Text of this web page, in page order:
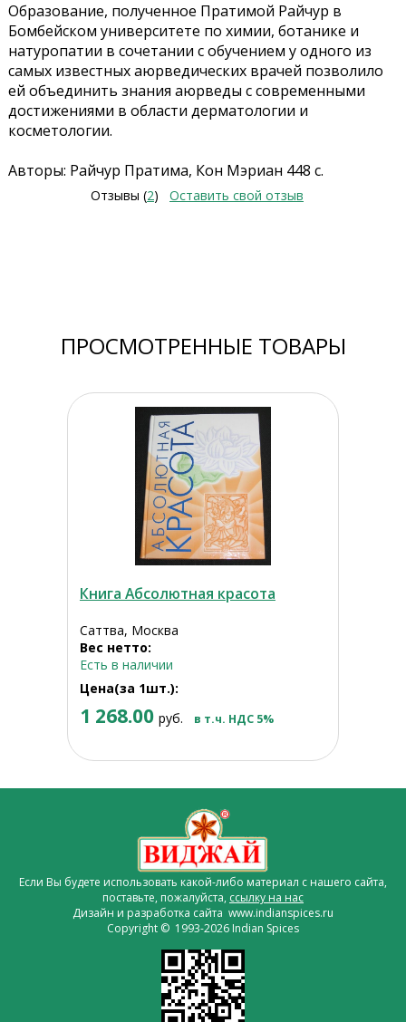
Образование, полученное Пратимой Райчур в
Бомбейском университете по химии, ботанике и
натуропатии в сочетании с обучением у одного из
самых известных аюрведических врачей позволило
ей объединить знания аюрведы с современными
достижениями в области дерматологии и
косметологии.
Авторы: Райчур Пратима, Кон Мэриан 448 с.
Отзывы (2) Оставить свой отзыв
ПРОСМОТРЕННЫЕ ТОВАРЫ
Книга Абсолютная красота
Саттва, Москва
Вес нетто:
Есть в наличии
Цена(за 1шт.):
1 268.00 руб. в т.ч. НДС 5%
Если Вы будете использовать какой-либо материал с нашего сайта,
поставьте, пожалуйста, ссылку на нас
Дизайн и разработка сайта www.indianspices.ru
Copyright © 1993-2026 Indian Spices